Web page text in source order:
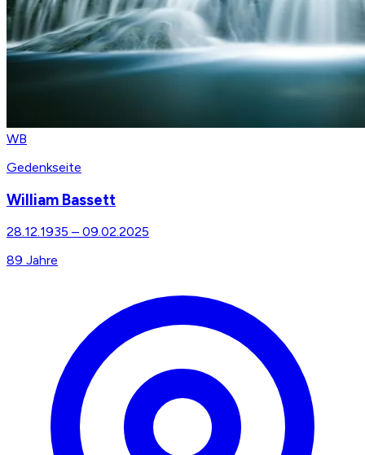
WB
Gedenkseite
William Bassett
28.12.1935 – 09.02.2025
89 Jahre